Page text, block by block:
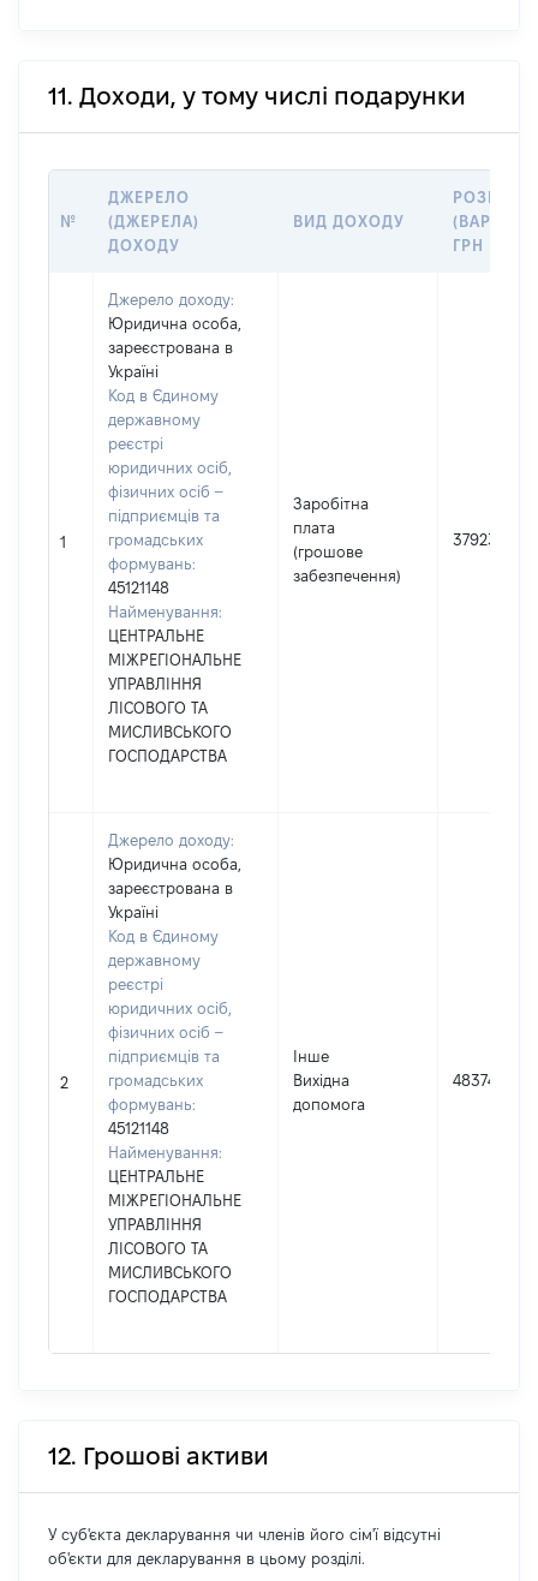
11. Доходи, у тому числі подарунки
№
ДЖЕРЕЛО
(ДЖЕРЕЛА)
ДОХОДУ
ВИД ДОХОДУ
РОЗМІР
ГРН
1
Джерело доходу:
Юридична особа,
зареєстрована в
Україні
Код в Єдиному
державному
реєстрі
юридичних осіб,
фізичних осіб –
підприємців та
громадських
формувань:
45121148
Найменування:
ЦЕНТРАЛЬНЕ
МІЖРЕГІОНАЛЬНЕ
УПРАВЛІННЯ
ЛІСОВОГО ТА
МИСЛИВСЬКОГО
ГОСПОДАРСТВА
Заробітна
плата
(грошове
забезпечення)
379233
2
Джерело доходу:
Юридична особа,
зареєстрована в
Україні
Код в Єдиному
державному
реєстрі
юридичних осіб,
фізичних осіб –
підприємців та
громадських
формувань:
45121148
Найменування:
ЦЕНТРАЛЬНЕ
МІЖРЕГІОНАЛЬНЕ
УПРАВЛІННЯ
ЛІСОВОГО ТА
МИСЛИВСЬКОГО
ГОСПОДАРСТВА
Інше
Вихідна
допомога
48374
12. Грошові активи
У суб'єкта декларування чи членів його сім'ї відсутні
об'єкти для декларування в цьому розділі.